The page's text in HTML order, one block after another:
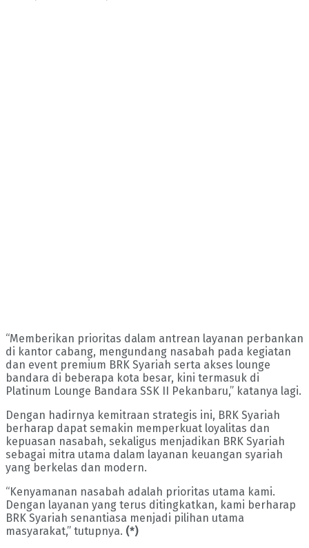
“Memberikan prioritas dalam antrean layanan perbankan
di kantor cabang, mengundang nasabah pada kegiatan
dan event premium BRK Syariah serta akses lounge
bandara di beberapa kota besar, kini termasuk di
Platinum Lounge Bandara SSK II Pekanbaru,” katanya lagi.
Dengan hadirnya kemitraan strategis ini, BRK Syariah
berharap dapat semakin memperkuat loyalitas dan
kepuasan nasabah, sekaligus menjadikan BRK Syariah
sebagai mitra utama dalam layanan keuangan syariah
yang berkelas dan modern.
“Kenyamanan nasabah adalah prioritas utama kami.
Dengan layanan yang terus ditingkatkan, kami berharap
BRK Syariah senantiasa menjadi pilihan utama
masyarakat,” tutupnya. (*)